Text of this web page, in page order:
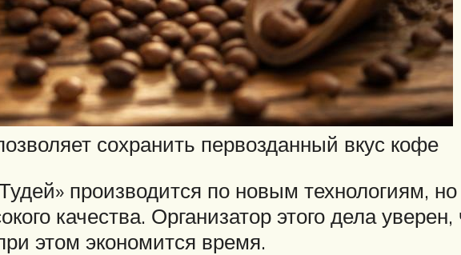
сохранить первозданный вкус кофе
производится по новым технологиям,
качества. Организатор этого дела
этом экономится время.